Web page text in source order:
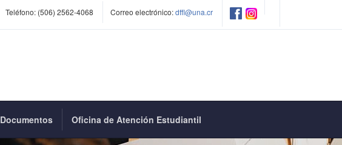
Teléfono: (506) 2562-4068 Correo electrónico:dffl@una.cr
Documentos Oficina de Atención Estudiantil